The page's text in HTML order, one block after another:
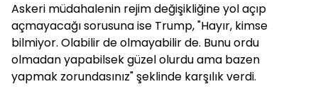
Askeri müdahalenin rejim değişikliğine yol açıp
açmayacağı sorusuna ise Trump, "Hayır, kimse
bilmiyor. Olabilir de olmayabilir de. Bunu ordu
olmadan yapabilsek güzel olurdu ama bazen
yapmak zorundasınız" şeklinde karşılık verdi.